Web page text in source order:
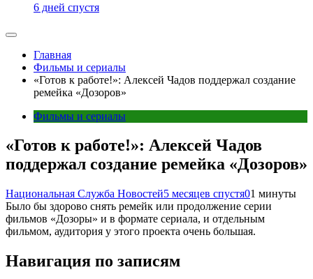
6 дней спустя
Главная
Фильмы и сериалы
«Готов к работе!»: Алексей Чадов поддержал создание
ремейка «Дозоров»
Фильмы и сериалы
«Готов к работе!»: Алексей Чадов
поддержал создание ремейка «Дозоров»
Национальная Служба Новостей5 месяцев спустя01 минуты
Было бы здорово снять ремейк или продолжение серии
фильмов «Дозоры» и в формате сериала, и отдельным
фильмом, аудитория у этого проекта очень большая.
Навигация по записям